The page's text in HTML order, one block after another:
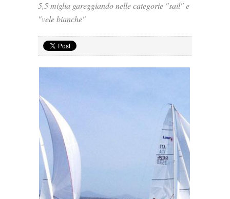
5,5 miglia gareggiando nelle categorie "sail" e
"vele bianche"